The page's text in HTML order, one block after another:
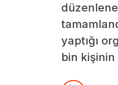
yaptığı
bin kişinin